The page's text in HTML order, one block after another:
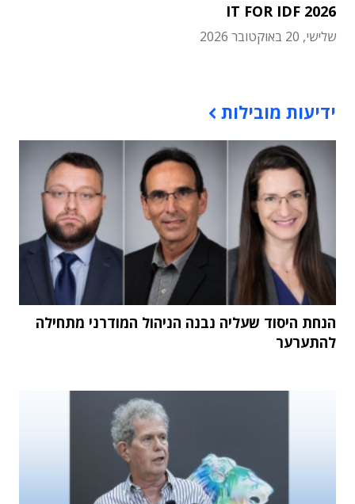
IT FOR IDF 2026
שלישי, 20 באוקטובר 2026
ידיעות מובילות
הנחת היסוד שעליה נבנה הניהול המודרני מתחילה
להתערער